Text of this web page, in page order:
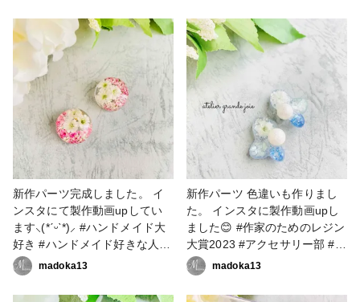
レジン好きの人と繋がりたい #
レジンアクセサリー作り #レジ
ンアクセサリー作家 #resinlove
#ピアス #イヤリング #アクセ
サリー部
ン大好き #レジン好きの人と繋
がりたい #レジンアクセサリー
作り #レジンアクセサリー作家
#resinlove #作家のためのレジ
ン大賞2023 #アクセサリー部 #
ピアス #イヤリング
新作パーツ完成しました。 イ
ンスタにて製作動画upしてい
ます⸜(*ˊᵕˋ*)⸝‬ #ハンドメイド大
好き #ハンドメイド好きな人と
繋がりたい #アクセサリー作家
#フラワーアクセサリー #フラ
ワーアクセサリー作家 #レジン
madoka13
新作パーツ 色違いも作りまし
た。 インスタに製作動画upし
ました😊 #作家のためのレジン
大賞2023 #アクセサリー部 #ピ
アス #イヤリング #ハンドメイ
ド大好き #ハンドメイド好きな
人と繋がりたい #アクセサリー
madoka13